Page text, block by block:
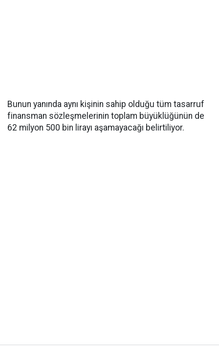
Bunun yanında aynı kişinin sahip olduğu tüm tasarruf
finansman sözleşmelerinin toplam büyüklüğünün de
62 milyon 500 bin lirayı aşamayacağı belirtiliyor.